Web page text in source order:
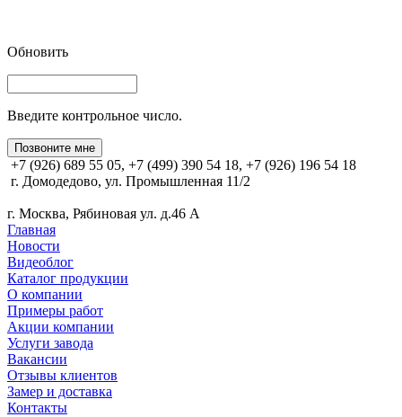
Обновить
Введите контрольное число.
Позвоните мне
+7 (926) 689 55 05, +7 (499) 390 54 18, +7 (926) 196 54 18
г. Домодедово, ул. Промышленная 11/2
г. Москва, Рябиновая ул. д.46 А
Главная
Новости
Видеоблог
Каталог продукции
О компании
Примеры работ
Акции компании
Услуги завода
Вакансии
Отзывы клиентов
Замер и доставка
Контакты